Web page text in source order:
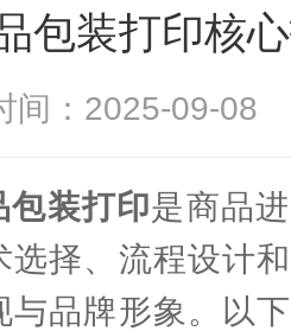
包装打印核
间：2025-09-
包装打印是商品
选择、流程设计
与品牌形象。以